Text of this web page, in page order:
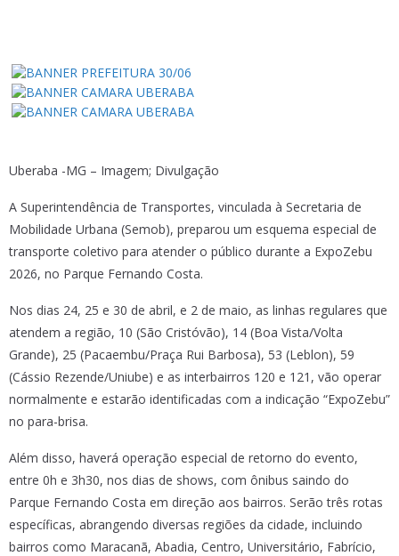
Uberaba -MG – Imagem; Divulgação
A Superintendência de Transportes, vinculada à Secretaria de
Mobilidade Urbana (Semob), preparou um esquema especial de
transporte coletivo para atender o público durante a ExpoZebu
2026, no Parque Fernando Costa.
Nos dias 24, 25 e 30 de abril, e 2 de maio, as linhas regulares que
atendem a região, 10 (São Cristóvão), 14 (Boa Vista/Volta
Grande), 25 (Pacaembu/Praça Rui Barbosa), 53 (Leblon), 59
(Cássio Rezende/Uniube) e as interbairros 120 e 121, vão operar
normalmente e estarão identificadas com a indicação “ExpoZebu”
no para-brisa.
Além disso, haverá operação especial de retorno do evento,
entre 0h e 3h30, nos dias de shows, com ônibus saindo do
Parque Fernando Costa em direção aos bairros. Serão três rotas
específicas, abrangendo diversas regiões da cidade, incluindo
bairros como Maracanã, Abadia, Centro, Universitário, Fabrício,